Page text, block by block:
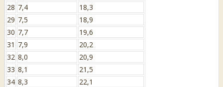
28 7,4
18,3
29 7,5
18,9
30 7,7
19,6
31 7,9
20,2
32 8,0
20,9
33 8,1
21,5
34 8,3
22,1